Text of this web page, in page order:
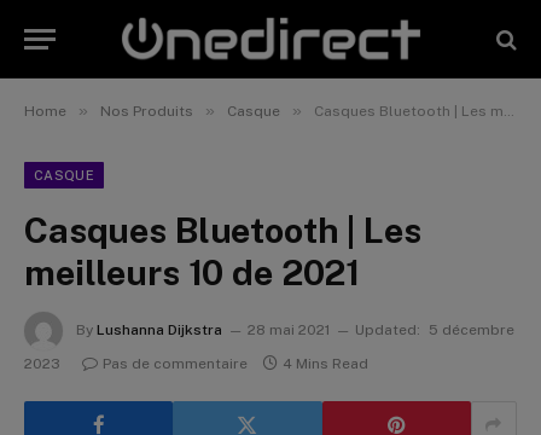
Home » Nos Produits » Casque » Casques Bluetooth | Les meilleurs 10 de 2021
CASQUE
Casques Bluetooth | Les
meilleurs 10 de 2021
By Lushanna Dijkstra 28 mai 2021 Updated:
5 décembre
2023
Pas de commentaire 4 Mins Read